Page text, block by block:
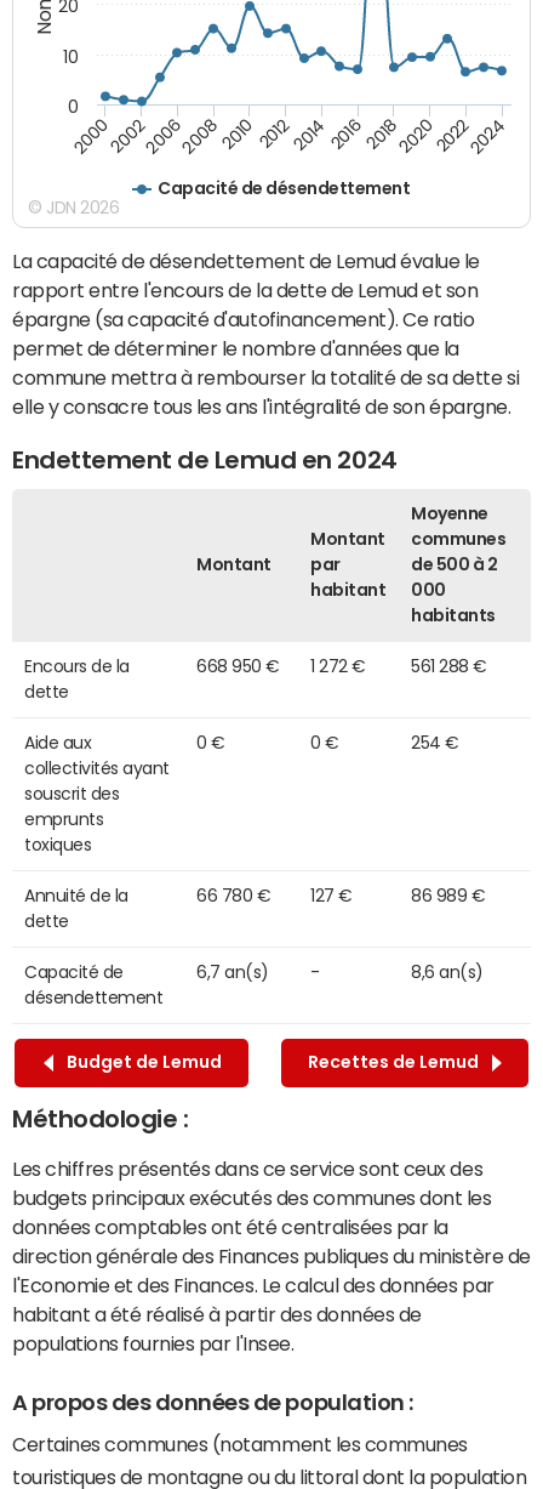
Capacité de désendettement
20002002200620082010 2012201420162018202020222024
0
10
20
© JDN 2026
La capacité de désendettement de Lemud évalue le
rapport entre l'encours de la dette de Lemud et son
épargne (sa capacité d'autofinancement). Ce ratio
permet de déterminer le nombre d'années que la
commune mettra à rembourser la totalité de sa dette si
elle y consacre tous les ans l'intégralité de son épargne.
Endettement de Lemud en 2024
Montant
Montant
par
habitant
Moyenne
communes
de 500 à 2
000
habitants
Encours de la
dette
668 950 € 1 272 € 561 288 €
Aide aux
collectivités ayant
souscrit des
emprunts
toxiques
0 € 0 € 254 €
Annuité de la
dette
66 780 € 127 € 86 989 €
Capacité de
désendettement
6,7 an(s) - 8,6 an(s)
Budget de Lemud Recettes de Lemud
Méthodologie :
Les chiffres présentés dans ce service sont ceux des
budgets principaux exécutés des communes dont les
données comptables ont été centralisées par la
direction générale des Finances publiques du ministère de
l'Economie et des Finances. Le calcul des données par
habitant a été réalisé à partir des données de
populations fournies par l'Insee.
A propos des données de population :
Certaines communes (notamment les communes
touristiques de montagne ou du littoral dont la population